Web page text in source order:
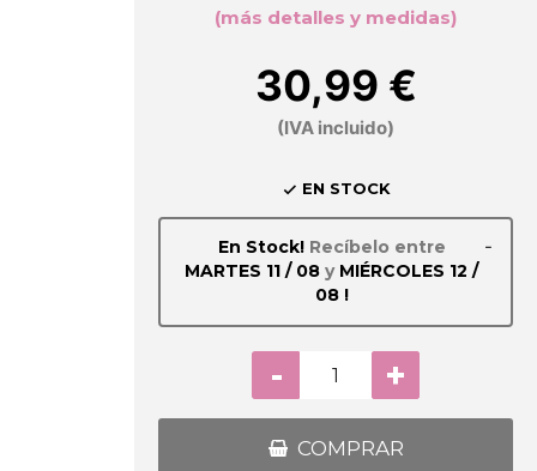
(más detalles y medidas)
30,99 €
(IVA incluido)
 EN STOCK
En Stock! Recíbelo entre
MARTES 11 / 08 y MIÉRCOLES 12 /
08 !
-
- +
COMPRAR